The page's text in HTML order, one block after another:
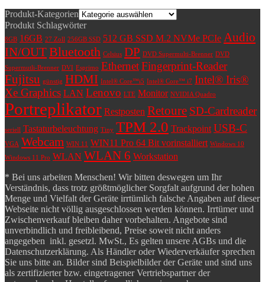
Produkt-Kategorien
Produkt Schlagwörter
8GB 16GB 27 Zoll 256GB SSD 512 GB SSD M.2 NVMe PCIe Audio
IN/OUTBluetooth Celsius DP DVD Supermulti-Brenner DVD
Supermutli-Brenner DVI Esprimo EthernetFingerprint-Reader
Fujitsu günstig HDMI Intel® Core™i5 Intel® Core™ i7 Intel® Iris®
Xe Graphics LAN Lenovo LTE Monitor NVIDIA Quadro
Portreplikator Restposten Retoure SD-Cardreader
seriell Tastaturbeleuchtung Tiny TPM 2.0 Trackpoint USB-C
VGA Webcam WIN 11 WIN11 Pro 64 Bit vorinstalliert Windows 10
Windows 11 Pro WLAN WLAN 6 Workstation
* Bei uns arbeiten Menschen! Wir bitten deswegen um Ihr
Verständnis, dass trotz größtmöglicher Sorgfalt aufgrund der hohen
Menge und Vielfalt der Geräte irrtümlich falsche Angaben auf dieser
Webseite nicht völlig ausgeschlossen werden können. Irrtümer und
Zwischenverkauf bleiben daher vorbehalten. Angebote sind
unverbindlich und freibleibend, Preise soweit nicht anders
angegeben inkl. gesetzl. MwSt., Es gelten unsere AGBs und die
Datenschutzerklärung. Als Händler oder Wiederverkäufer sprechen
Sie uns bitte an. Bilder sind Beispielbilder der Geräte und sind uns
als zertifizierter bzw. eingetragener Vertriebspartner der